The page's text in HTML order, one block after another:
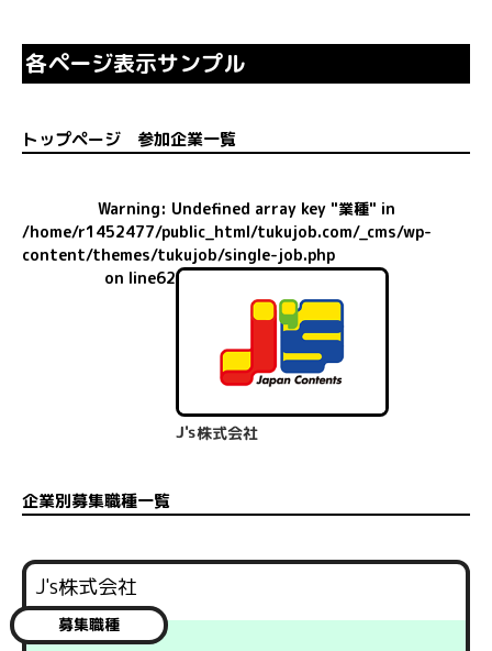
各ページ表示サンプル
トップページ 参加企業⼀覧
Warning : Undefined array key "業種" in
/home/r1452477/public_html/tukujob.com/_cms/wp-
content/themes/tukujob/single-job.php
on line62
J's株式会社
企業別募集職種一覧
J's株式会社
募集職種